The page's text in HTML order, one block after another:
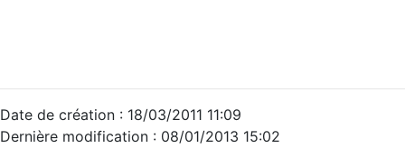
Date de création : 18/03/2011 11:09
Dernière modification : 08/01/2013 15:02